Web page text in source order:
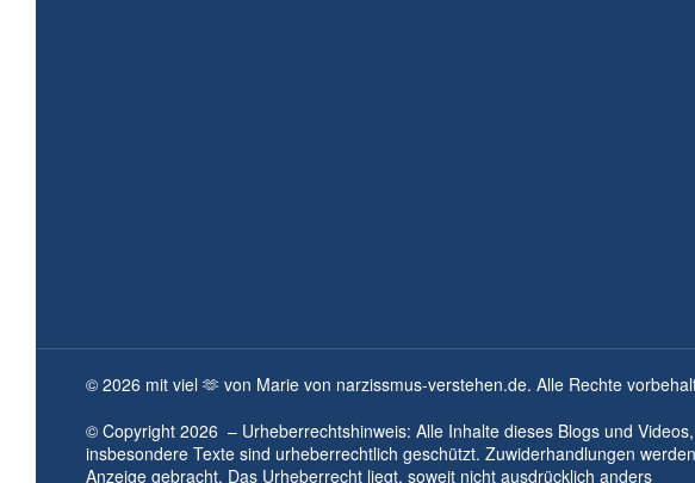
© 2026 mit viel 🫶 von Marie von narzissmus-verstehen.de. Alle Rechte
© Copyright 2026 – Urheberrechtshinweis: Alle Inhalte dieses Blogs und Videos,
insbesondere Texte sind urheberrechtlich geschützt. Zuwiderhandlungen
Anzeige gebracht. Das Urheberrecht liegt, soweit nicht ausdrücklich anders